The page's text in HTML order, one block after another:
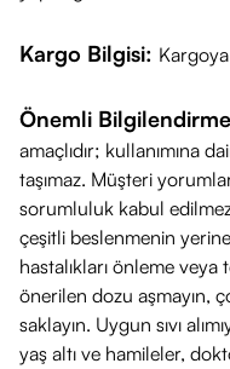
Kargo Bilgisi:
Önemli
amaçlıdır; kullanımına
taşımaz. Müşteri
sorumluluk kabul
çeşitli beslenmenin
hastalıkları önleme veya
önerilen dozu aşmayın,
saklayın. Uygun sıvı
yaş altı ve hamileler,